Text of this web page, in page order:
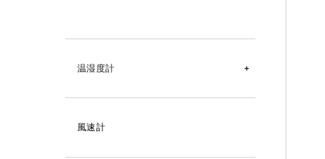
防水型
リレーユニット
温湿度計
デジタル温湿度計
風速計